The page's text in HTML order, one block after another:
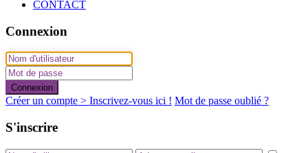
CONTACT
Connexion
Connexion
Créer un compte > Inscrivez-vous ici ! Mot de passe oublié ?
S'inscrire